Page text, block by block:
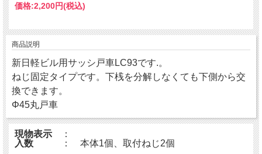
価格:2,200円(税込)
商品説明
新日軽ビル用サッシ戸車LC93です.。
ねじ固定タイプです。下桟を分解しなくても下側から交
換できます。
Φ45丸戸車
現物表示 ：
入数 ： 本体1個、取付ねじ2個